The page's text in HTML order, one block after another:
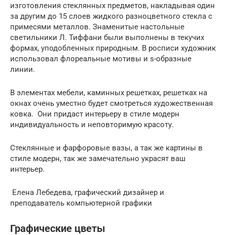
изготовления стеклянных предметов, накладывая один
за другим до 15 слоев жидкого разноцветного стекла с
примесями металлов. Знаменитые настольные
светильники Л. Тиффани были выполнены в текучих
формах, уподобленных природным. В росписи художник
использовал флореальные мотивы и s-образные
линии.
В элементах мебели, каминных решетках, решетках на
окнах очень уместно будет смотреться художественная
ковка. Они придаст интерьеру в стиле модерн
индивидуальность и неповторимую красоту.
Стеклянные и фарфоровые вазы, а так же картины в
стиле модерн, так же замечательно украсят ваш
интерьер.
Елена Лебедева, графический дизайнер и
преподаватель компьютерной графики
Графические цветы